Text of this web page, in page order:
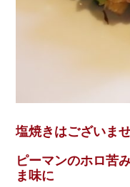
塩焼きはございませ
ピーマンのホロ苦
ま味に